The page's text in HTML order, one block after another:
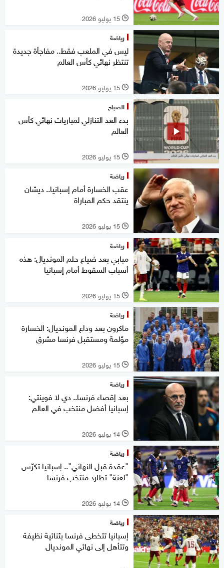
l 15 يوليو 2026
رياضة
ليس في الملعب فقط.. مفاجأة جديدة
تنتظر نهائي كأس العالم
l 15 يوليو 2026
الصباح
بدء العد التنازلي لمباريات نهائي كأس
العالم
l 15 يوليو 2026
رياضة
عقب الخسارة أمام إسبانيا.. ديشان
ينتقد حكم المباراة
l 15 يوليو 2026
رياضة
مبابي بعد ضياع حلم المونديال: هذه
أسباب السقوط أمام إسبانيا
l 15 يوليو 2026
رياضة
ماكرون بعد وداع المونديال: الخسارة
مؤلمة ومستقبل فرنسا مشرق
l 15 يوليو 2026
رياضة
بعد إقصاء فرنسا.. دي لا فوينتي:
إسبانيا أفضل منتخب في العالم
l 14 يوليو 2026
رياضة
"عقدة قبل النهائي".. إسبانيا تكرّس
"لعنة" تطارد منتخب فرنسا
l 14 يوليو 2026
رياضة
إسبانيا تتخطى فرنسا بثنائية نظيفة
وتتأهل إلى نهائي المونديال